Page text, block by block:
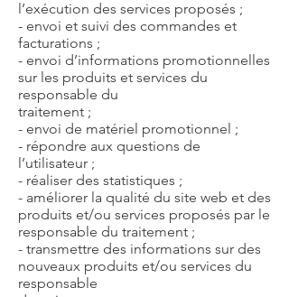
l’exécution des services proposés ;
- envoi et suivi des commandes et
facturations ;
- envoi d’informations promotionnelles
sur les produits et services du
responsable du
traitement ;
- envoi de matériel promotionnel ;
- répondre aux questions de
l’utilisateur ;
- réaliser des statistiques ;
- améliorer la qualité du site web et des
produits et/ou services proposés par le
responsable du traitement ;
- transmettre des informations sur des
nouveaux produits et/ou services du
responsable